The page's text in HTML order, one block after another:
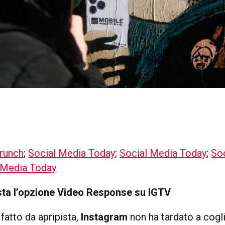
; Social Media Today; Social Media Today;
Today
l’opzione Video Response su IGTV
da apripista, Instagram non ha tardato a